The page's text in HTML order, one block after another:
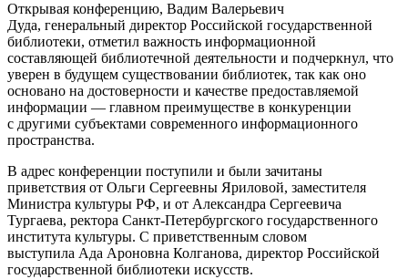
Открывая конференцию, Вадим Валерьевич
Дуда, генеральный директор Российской государственной
библиотеки, отметил важность информационной
составляющей библиотечной деятельности и подчеркнул, что
уверен в будущем существовании библиотек, так как оно
основано на достоверности и качестве предоставляемой
информации — главном преимуществе в конкуренции
с другими субъектами современного информационного
пространства.
В адрес конференции поступили и были зачитаны
приветствия от Ольги Сергеевны Яриловой, заместителя
Министра культуры РФ, и от Александра Сергеевича
Тургаева, ректора Санкт-Петербургского государственного
института культуры. С приветственным словом
выступила Ада Ароновна Колганова, директор Российской
государственной библиотеки искусств.